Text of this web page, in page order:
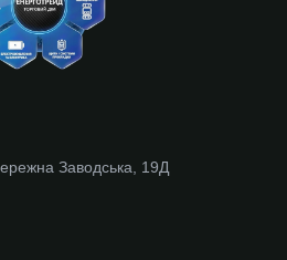
Заводська, 19Д